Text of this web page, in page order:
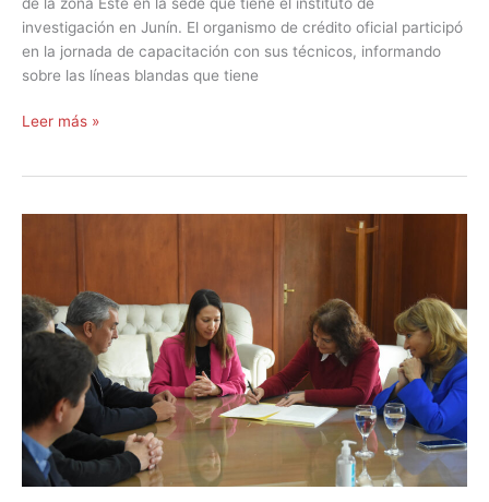
investigación en Junín. El organismo de crédito oficial participó
en la jornada de capacitación con sus técnicos, informando
sobre las líneas blandas que tiene
Leer más »